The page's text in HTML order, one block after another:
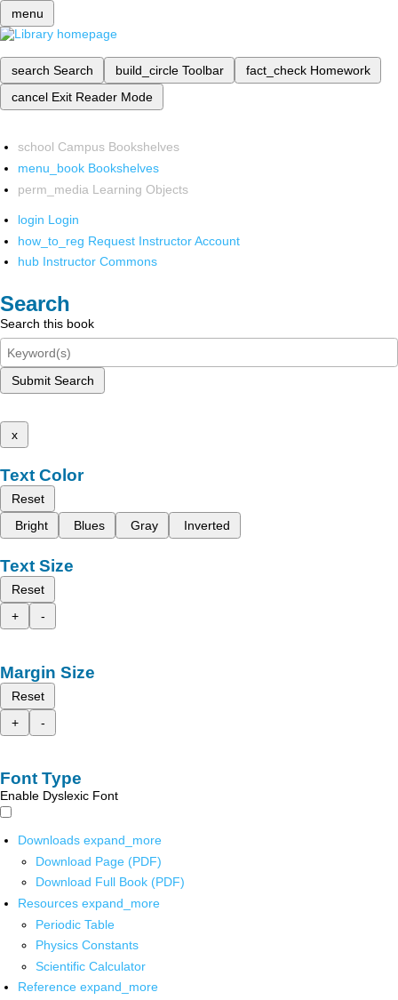
menu
search Search build_circle Toolbar fact_check Homework
cancel Exit Reader Mode
school Campus Bookshelves
menu_book Bookshelves
perm_media Learning Objects
login Login
how_to_reg Request Instructor Account
hub Instructor Commons
Search
Search this book
Submit Search
x
Text Color
Reset
Bright
Blues Gray Inverted
Text Size
Reset
+
-
Margin Size
Reset
+
-
Font Type
Enable Dyslexic Font
Downloads expand_more
Download Page (PDF)
Download Full Book (PDF)
Resources expand_more
Periodic Table
Physics Constants
Scientific Calculator
Reference expand_more